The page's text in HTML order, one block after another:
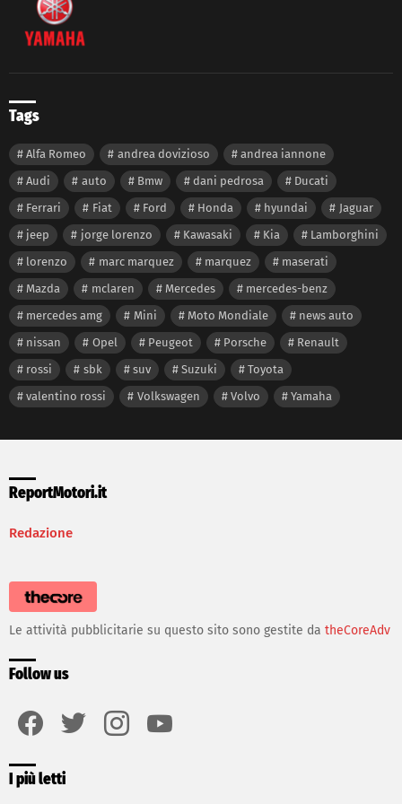
Tags
Alfa Romeo andrea dovizioso
andrea iannone
Audi
auto Bmw dani pedrosa
Ducati
Ferrari
Fiat Ford Honda hyundai
Jaguar
jeep
jorge lorenzo Kawasaki Kia
Lamborghini
lorenzo
marc marquez marquez
maserati
Mazda
mclaren Mercedes
mercedes-benz
mercedes amg
Mini Moto Mondiale
news auto
nissan
Opel Peugeot Porsche
Renault
rossi
sbk suv Suzuki
Toyota
valentino rossi
Volkswagen Volvo Yamaha
ReportMotori.it
Redazione
Le attività pubblicitarie su questo sito sono gestite da theCoreAdv
Follow us
I più letti